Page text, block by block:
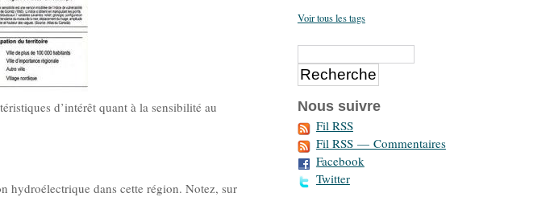
d’intérêt quant à la sensibilité au
hydroélectrique dans cette région. Notez, sur
Voir tous les tags
Nous suivre
Fil RSS
Fil RSS — Commentaires
Facebook
Twitter